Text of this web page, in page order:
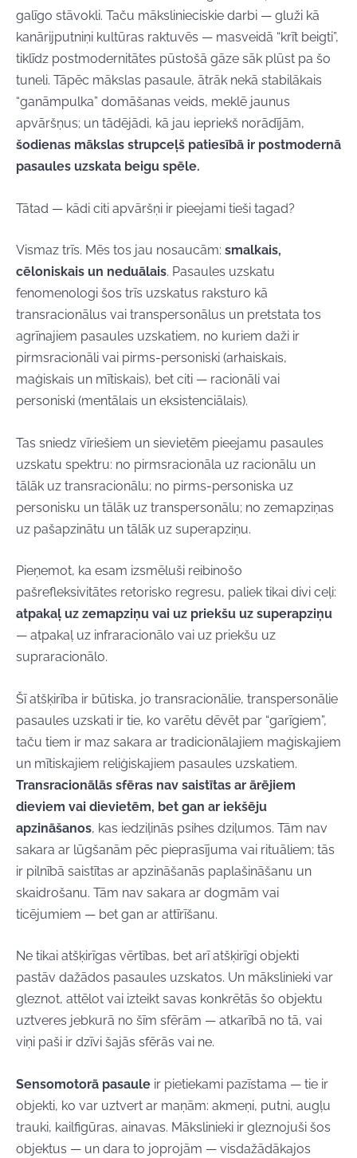
galīgo stāvokli. Taču mākslinieciskie darbi — gluži kā
kanārijputniņi kultūras raktuvēs — masveidā “krīt beigti”,
tiklīdz postmodernitātes pūstošā gāze sāk plūst pa šo
tuneli. Tāpēc mākslas pasaule, ātrāk nekā stabilākais
“ganāmpulka” domāšanas veids, meklē jaunus
apvāršņus; un tādējādi, kā jau iepriekš norādījām,
šodienas mākslas strupceļš patiesībā ir postmodernā
pasaules uzskata beigu spēle.
Tātad — kādi citi apvāršņi ir pieejami tieši tagad?
Vismaz trīs. Mēs tos jau nosaucām: smalkais,
cēloniskais un neduālais. Pasaules uzskatu
fenomenologi šos trīs uzskatus raksturo kā
transracionālus vai transpersonālus un pretstata tos
agrīnajiem pasaules uzskatiem, no kuriem daži ir
pirmsracionāli vai pirms-personiski (arhaiskais,
maģiskais un mītiskais), bet citi — racionāli vai
personiski (mentālais un eksistenciālais).
Tas sniedz vīriešiem un sievietēm pieejamu pasaules
uzskatu spektru: no pirmsracionāla uz racionālu un
tālāk uz transracionālu; no pirms-personiska uz
personisku un tālāk uz transpersonālu; no zemapziņas
uz pašapzinātu un tālāk uz superapziņu.
Pieņemot, ka esam izsmēluši reibinošo
pašrefleksivitātes retorisko regresu, paliek tikai divi ceļi:
atpakaļ uz zemapziņu vai uz priekšu uz superapziņu
— atpakaļ uz infraracionālo vai uz priekšu uz
supraracionālo.
Šī atšķirība ir būtiska, jo transracionālie, transpersonālie
pasaules uzskati ir tie, ko varētu dēvēt par “garīgiem”,
taču tiem ir maz sakara ar tradicionālajiem maģiskajiem
un mītiskajiem reliģiskajiem pasaules uzskatiem.
Transracionālās sfēras nav saistītas ar ārējiem
dieviem vai dievietēm, bet gan ar iekšēju
apzināšanos, kas iedziļinās psihes dziļumos. Tām nav
sakara ar lūgšanām pēc pieprasījuma vai rituāliem; tās
ir pilnībā saistītas ar apzināšanās paplašināšanu un
skaidrošanu. Tām nav sakara ar dogmām vai
ticējumiem — bet gan ar attīrīšanu.
Ne tikai atšķirīgas vērtības, bet arī atšķirīgi objekti
pastāv dažādos pasaules uzskatos. Un mākslinieki var
gleznot, attēlot vai izteikt savas konkrētās šo objektu
uztveres jebkurā no šīm sfērām — atkarībā no tā, vai
viņi paši ir dzīvi šajās sfērās vai ne.
Sensomotorā pasaule ir pietiekami pazīstama — tie ir
objekti, ko var uztvert ar maņām: akmeņi, putni, augļu
trauki, kailfigūras, ainavas. Mākslinieki ir gleznojuši šos
objektus — un dara to joprojām — visdažādākajos